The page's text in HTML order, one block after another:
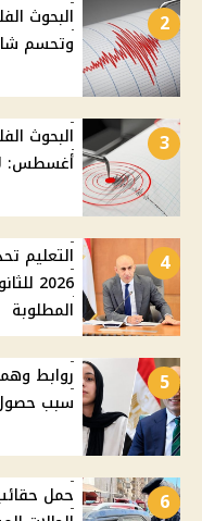
2
البحوث
وتحسم
3
أغسطس:
4
التعليم
2026
المطلوبة
5
روابط
سبب حصول ريم
6
حمل